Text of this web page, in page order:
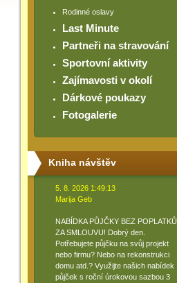
Rodinné oslavy
Last Minute
Partneři na stravování
Sportovní aktivity
Zajímavosti v okolí
Dárkové poukazy
Fotogalerie
Kniha návštěv
5. 8. 2026 1:49:13
Marija Geb
NABÍDKA PŮJČKY BEZ POPLATKŮ
ZA SMLOUVU! Dobrý den.
Potřebujete půjčku na svůj projekt
nebo firmu? Nebo na rekonstrukci
domu atd.? Využijte našich nabídek
půjček s roční úrokovou sazbou 3